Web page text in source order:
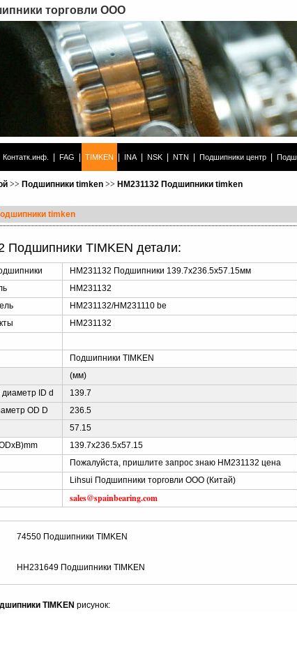
торговли ООО
Контатк.инф. FAG TIMKEN INA NSK NTN Подшипники центр
>> Подшипники timken >> HM231132 Подшипники timken
timken
Подшипники TIMKEN детали:
HM231132 Подшипники 139.7x236.5x57.15мм
HM231132
HM231132/HM231110 be
HM231132
Подшипники TIMKEN
(мм)
ID d
139.7
OD D
236.5
57.15
139.7x236.5x57.15
Пожалуйста, пришлите запрос знаю HM231132 цена
Lihsui Подшипники торговли ООО (Китай)
sales@spainbearing.com
74550 Подшипники TIMKEN
HH231649 Подшипники TIMKEN
TIMKEN рисунок: